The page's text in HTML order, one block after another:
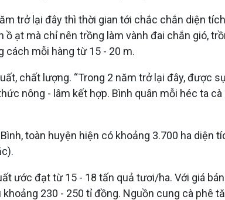
trở lại đây thì thời gian tới chắc chắn diện
ạt mà chỉ nên trồng làm vành đai chắn gió,
cách mỗi hàng từ 15 - 20 m.
chất lượng. “Trong 2 năm trở lại đây, được
nông - lâm kết hợp. Bình quân mỗi héc ta
toàn huyện hiện có khoảng 3.700 ha diện
ước đạt từ 15 - 18 tấn quả tươi/ha. Với giá
230 - 250 tỉ đồng. Nguồn cung cà phê